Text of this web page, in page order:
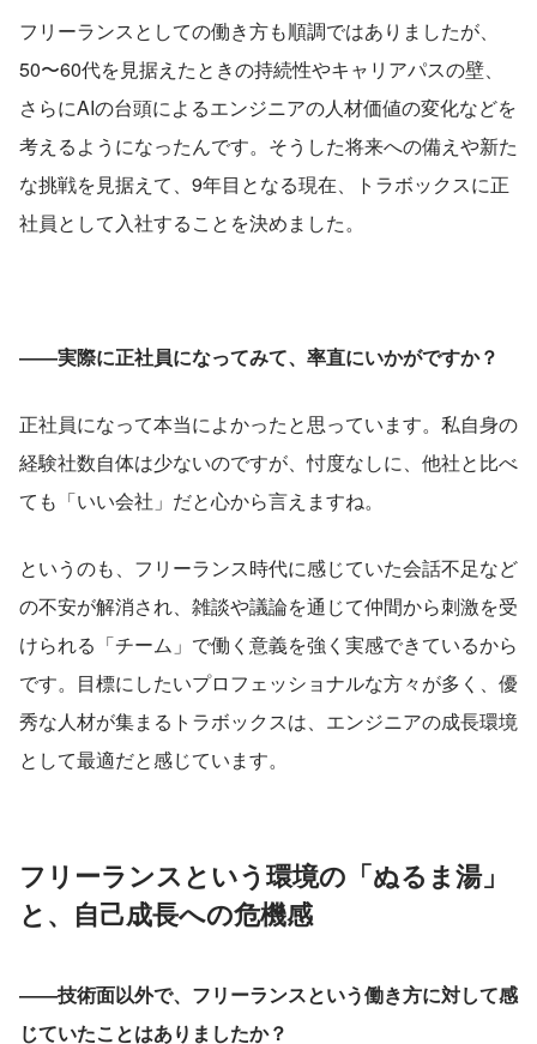
フリーランスとしての働き方も順調ではありましたが、
50〜60代を見据えたときの持続性やキャリアパスの壁、
さらにAIの台頭によるエンジニアの人材価値の変化などを
考えるようになったんです。そうした将来への備えや新た
な挑戦を見据えて、9年目となる現在、トラボックスに正
社員として入社することを決めました。
――実際に正社員になってみて、率直にいかがですか？
正社員になって本当によかったと思っています。私自身の
経験社数自体は少ないのですが、忖度なしに、他社と比べ
ても「いい会社」だと心から言えますね。
というのも、フリーランス時代に感じていた会話不足など
の不安が解消され、雑談や議論を通じて仲間から刺激を受
けられる「チーム」で働く意義を強く実感できているから
です。目標にしたいプロフェッショナルな方々が多く、優
秀な人材が集まるトラボックスは、エンジニアの成長環境
として最適だと感じています。
フリーランスという環境の「ぬるま湯」
と、自己成長への危機感
――技術面以外で、フリーランスという働き方に対して感
じていたことはありましたか？